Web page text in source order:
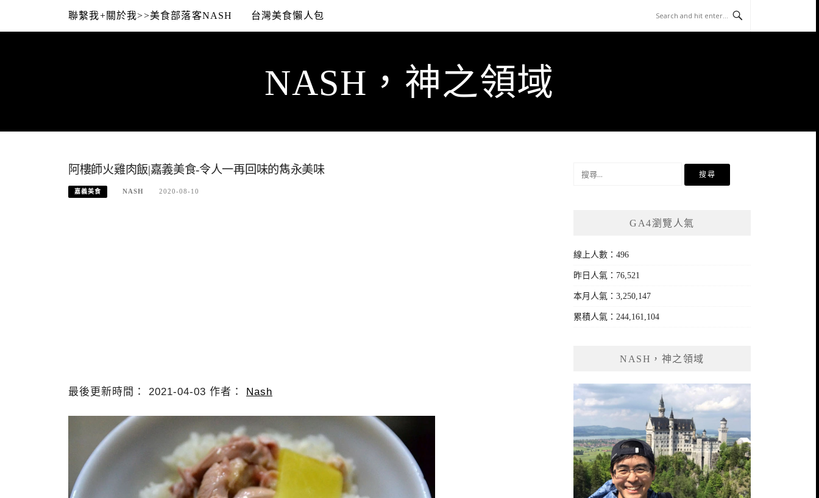
content
聯繫我+關於我>>美食部落客NASH 台灣美食懶人包
NASH，神之領域
阿樓師火雞肉飯|嘉義美食-令人一再回味的雋永美味
嘉義美食 NASH 2020-08-10
最後更新時間： 2021-04-03 作者： Nash
GA4瀏覽人氣
線上人數：496
昨日人氣：76,521
本月人氣：3,250,147
累積人氣：244,161,104
NASH，神之領域